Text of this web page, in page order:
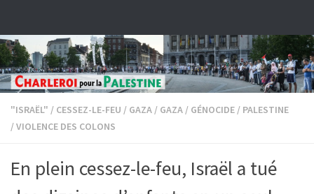
"ISRAËL" / CESSEZ-LE-FEU / GAZA / GAZA / GÉNOCIDE / PALESTINE
/VIOLENCE DES COLONS
En plein cessez-le-feu, Israël a tué